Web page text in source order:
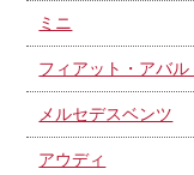
ミニ
フィアット・アバル
メルセデスベンツ
アウディ